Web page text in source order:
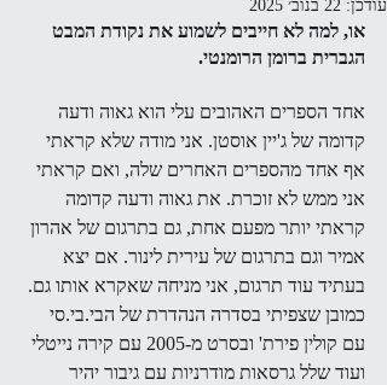
עודכן: 22 בנוב׳ 2025
או, למה לא חייבים לשמוע את נקודת המבט
הגברית ברומן הרומנטי.
אחד הספרים האהובים עלי הוא גאוה ודעה
קדומה של ג'יין אוסטן. אני מודה שלא קראתי
אף אחד מהספרים האחרים שלה, ואם קראתי
אני ממש לא זוכרת. את גאוה ודעה קדומה
קראתי יותר מפעם אחת, גם בתרגום של אהרון
אמיר וגם בתרגום של עירית לינור. אם יצא
בעתיד עוד תרגום, אני מניחה שאקרא אותו גם.
כמובן שצפיתי בסדרה הנהדרת של הבי.בי.סי
עם קולין פירת' ובסרט מ-2005 עם קירה נייטלי
ועוד שלל גרסאות מודרניות עם גיבור יהיר